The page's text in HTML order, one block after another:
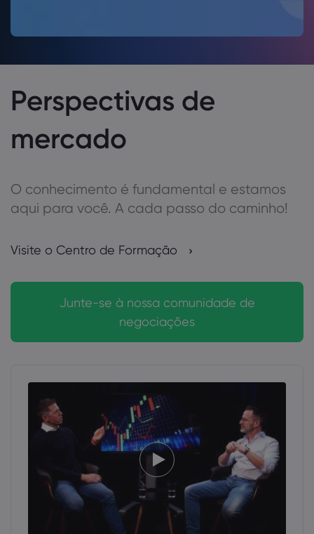
Perspectivas de
mercado
O conhecimento é fundamental e estamos
aqui para você. A cada passo do caminho!
Visite o Centro de Formação
Junte-se à nossa comunidade de
negociações